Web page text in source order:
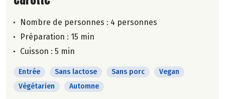
Nombre de personnes : 4 personnes
Préparation : 15 min
Cuisson : 5 min
Entrée Sans lactose Sans porc
Vegan
Végétarien
Automne